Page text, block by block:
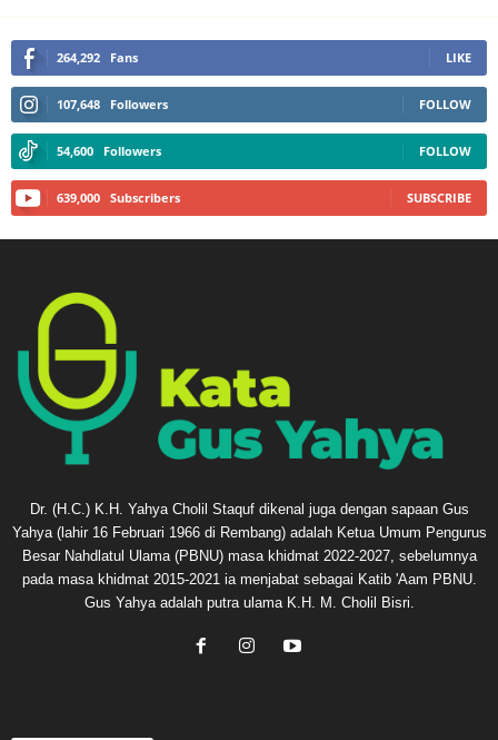
264,292 Fans LIKE
107,648 Followers FOLLOW
54,600 Followers FOLLOW
639,000 Subscribers SUBSCRIBE
Dr. (H.C.) K.H. Yahya Cholil Staquf dikenal juga dengan sapaan Gus
Yahya (lahir 16 Februari 1966 di Rembang) adalah Ketua Umum Pengurus
Besar Nahdlatul Ulama (PBNU) masa khidmat 2022-2027, sebelumnya
pada masa khidmat 2015-2021 ia menjabat sebagai Katib 'Aam PBNU.
Gus Yahya adalah putra ulama K.H. M. Cholil Bisri.